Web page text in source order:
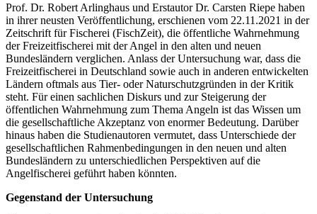
Prof. Dr. Robert Arlinghaus und Erstautor Dr. Carsten Riepe haben
in ihrer neusten Veröffentlichung, erschienen vom 22.11.2021 in der
Zeitschrift für Fischerei (FischZeit), die öffentliche Wahrnehmung
der Freizeitfischerei mit der Angel in den alten und neuen
Bundesländern verglichen. Anlass der Untersuchung war, dass die
Freizeitfischerei in Deutschland sowie auch in anderen entwickelten
Ländern oftmals aus Tier- oder Naturschutzgründen in der Kritik
steht. Für einen sachlichen Diskurs und zur Steigerung der
öffentlichen Wahrnehmung zum Thema Angeln ist das Wissen um
die gesellschaftliche Akzeptanz von enormer Bedeutung. Darüber
hinaus haben die Studienautoren vermutet, dass Unterschiede der
gesellschaftlichen Rahmenbedingungen in den neuen und alten
Bundesländern zu unterschiedlichen Perspektiven auf die
Angelfischerei geführt haben könnten.
Gegenstand der Untersuchung